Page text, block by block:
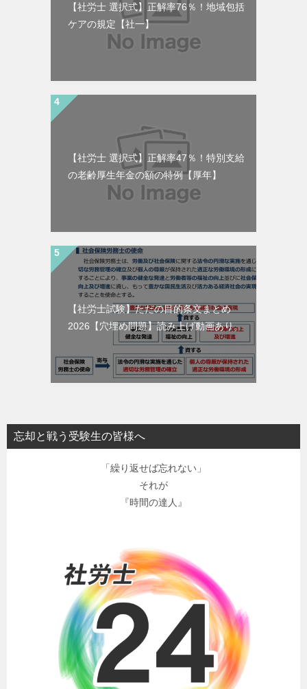
【社労士 選択式】正解率76％！地域包括
ケアの規定【社一】
【社労士 選択式】正解率47％！特別支給
の老齢厚生年金の額の特例【厚年】
【社労士試験】ただの目的条文まとめ
2026【穴埋め問題】読み上げ動画あり。
忘却と戦う受験生の皆様へ
「繰り返せば忘れない」
それが
『時間の達人』